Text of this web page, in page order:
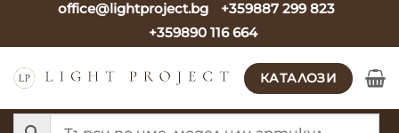
office@lightproject.bg
+359887 299 823
+359890 116 664
КАТАЛОЗИ